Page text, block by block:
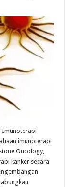
Imunoterapi
imunoterapi
Oncology,
kanker secara